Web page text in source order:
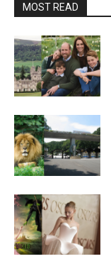
MOST READ